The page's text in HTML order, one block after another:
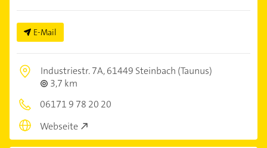
E-Mail
Industriestr. 7A,61449 Steinbach (Taunus)
3,7 km
06171 9 78 20 20
Webseite